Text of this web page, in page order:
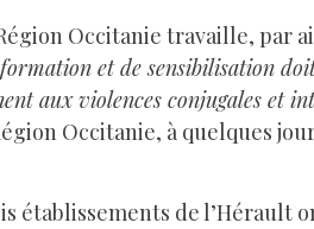
Occitanie travaille, par
et de sensibilisation
aux violences conjugales et
Occitanie, à quelques
établissements de l’Hérault